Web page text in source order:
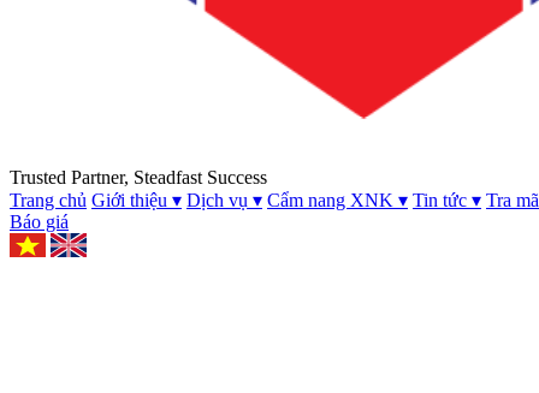
Trusted Partner, Steadfast Success
Trang chủ Giới thiệu ▾ Dịch vụ ▾ Cẩm nang XNK ▾ Tin tức ▾ Tra
Báo giá